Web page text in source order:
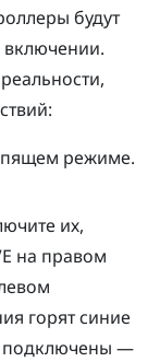
будут
включении.
режиме.
их,
на правом
горят синие
подключены —